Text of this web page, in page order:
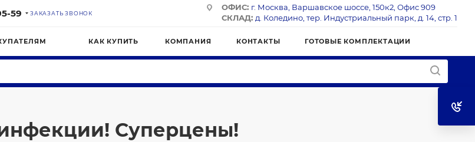
59 ЗАКАЗАТЬ ЗВОНОК
ОФИС: г. Москва, Варшавское шоссе, 150к2, Офис 909
СКЛАД: д. Коледино, тер. Индустриальный парк, д. 14, стр. 1
КАК КУПИТЬ КОМПАНИЯ КОНТАКТЫ ГОТОВЫЕ КОМПЛЕКТАЦИИ
Суперцены!